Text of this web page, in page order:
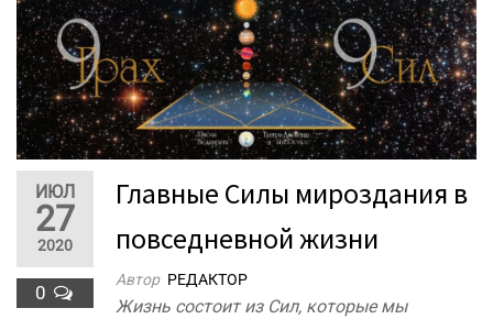
ИЮЛ
27
2020
0
Главные Силы мироздания в
повседневной жизни
Автор РЕДАКТОР
Жизнь состоит из Сил, которые мы